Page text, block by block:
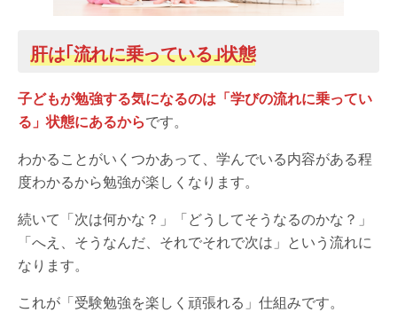
肝は｢流れに乗っている｣状態
子どもが勉強する気になるのは「学びの流れに乗ってい
る」状態にあるからです。
わかることがいくつかあって、学んでいる内容がある程
度わかるから勉強が楽しくなります。
続いて「次は何かな？」「どうしてそうなるのかな？」
「へえ、そうなんだ、それでそれで次は」という流れに
なります。
これが「受験勉強を楽しく頑張れる」仕組みです。